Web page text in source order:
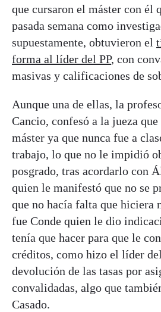
que cursaron el máster con él
pasada semana como
supuestamente, obtuvieron el
forma al líder del PP, con
masivas y calificaciones de
Aunque una de ellas, la
Cancio, confesó a la jueza
máster ya que nunca fue a
trabajo, lo que no le impidió
posgrado, tras acordarlo con
quien le manifestó que no se
que no hacía falta que hiciera
fue Conde quien le dio
tenía que hacer para que le
créditos, como hizo el líder
devolución de las tasas por
convalidadas, algo que
Casado.